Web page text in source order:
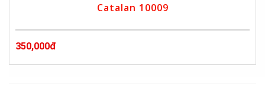
Catalan 10009
350,000đ